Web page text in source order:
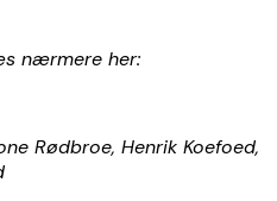
nærmere her:
Rødbroe, Henrik Koefoed,